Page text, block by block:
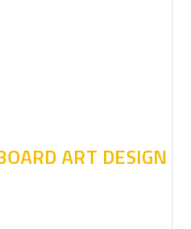
ART DESIGN